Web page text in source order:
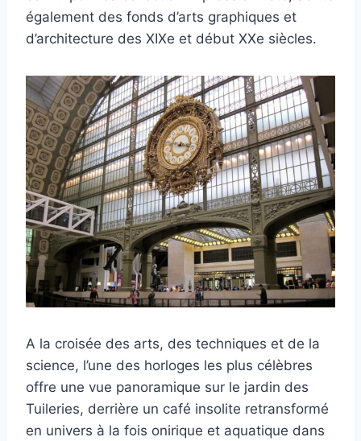
également des fonds d’arts graphiques et
d’architecture des XIXe et début XXe siècles.
A la croisée des arts, des techniques et de la
science, l’une des horloges les plus célèbres
offre une vue panoramique sur le jardin des
Tuileries, derrière un café insolite retransformé
en univers à la fois onirique et aquatique dans